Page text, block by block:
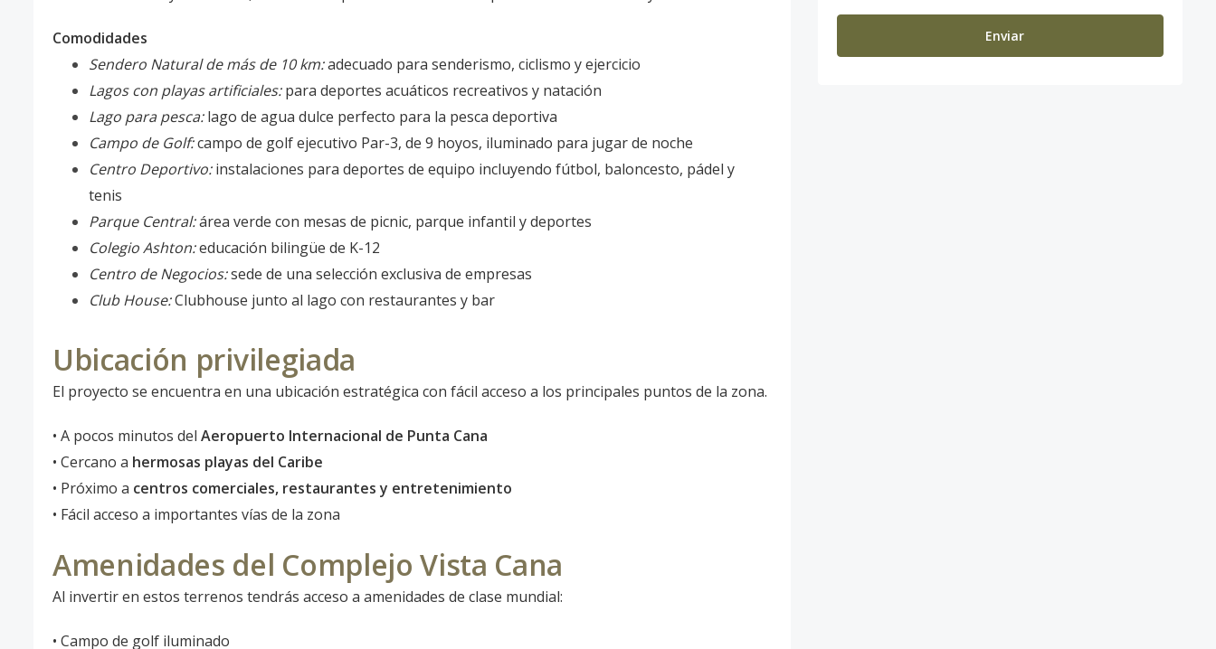
Comodidades
Sendero Natural de más de 10 km:adecuado para senderismo, ciclismo y ejercicio
Lagos con playas artificiales:para deportes acuáticos recreativos y natación
Lago para pesca:lago de agua dulce perfecto para la pesca deportiva
Campo de Golf:campo de golf ejecutivo Par-3, de 9 hoyos, iluminado para jugar de noche
Centro Deportivo:instalaciones para deportes de equipo incluyendo fútbol, baloncesto, pádel y
tenis
Parque Central:área verde con mesas de picnic, parque infantil y deportes
Colegio Ashton:educación bilingüe de K-12
Centro de Negocios:sede de una selección exclusiva de empresas
Club House:Clubhouse junto al lago con restaurantes y bar
Ubicación privilegiada
El proyecto se encuentra en una ubicación estratégica con fácil acceso a los principales puntos de la zona.
• A pocos minutos del Aeropuerto Internacional de Punta Cana
• Cercano a hermosas playas del Caribe
• Próximo a centros comerciales, restaurantes y entretenimiento
• Fácil acceso a importantes vías de la zona
Amenidades del Complejo Vista Cana
Al invertir en estos terrenos tendrás acceso a amenidades de clase mundial:
• Campo de golf iluminado
Enviar